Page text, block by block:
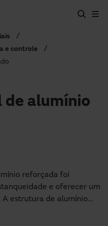
e controle
de alumínio
reforçada foi
e oferecer um
estrutura de alumínio
estético ideal, e